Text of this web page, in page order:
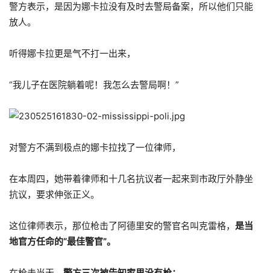
警方表示，是因为娜卡拉没有及时去警局备案，所以他们只能
放人。
听得娜卡拉更是气不打一出来，
“我儿子在医院躺着呢！我怎么去警局啊！”
对警方不满到极点的娜卡拉找了一位律师，
在本周四，她带着律师和十几名抗议者一起来到市政厅外静坐
抗议，要求伸张正义。
这位律师表示，那位枪击了阿德里安的警官名叫克雷格， 是当
地官方任命的“最佳警官”。